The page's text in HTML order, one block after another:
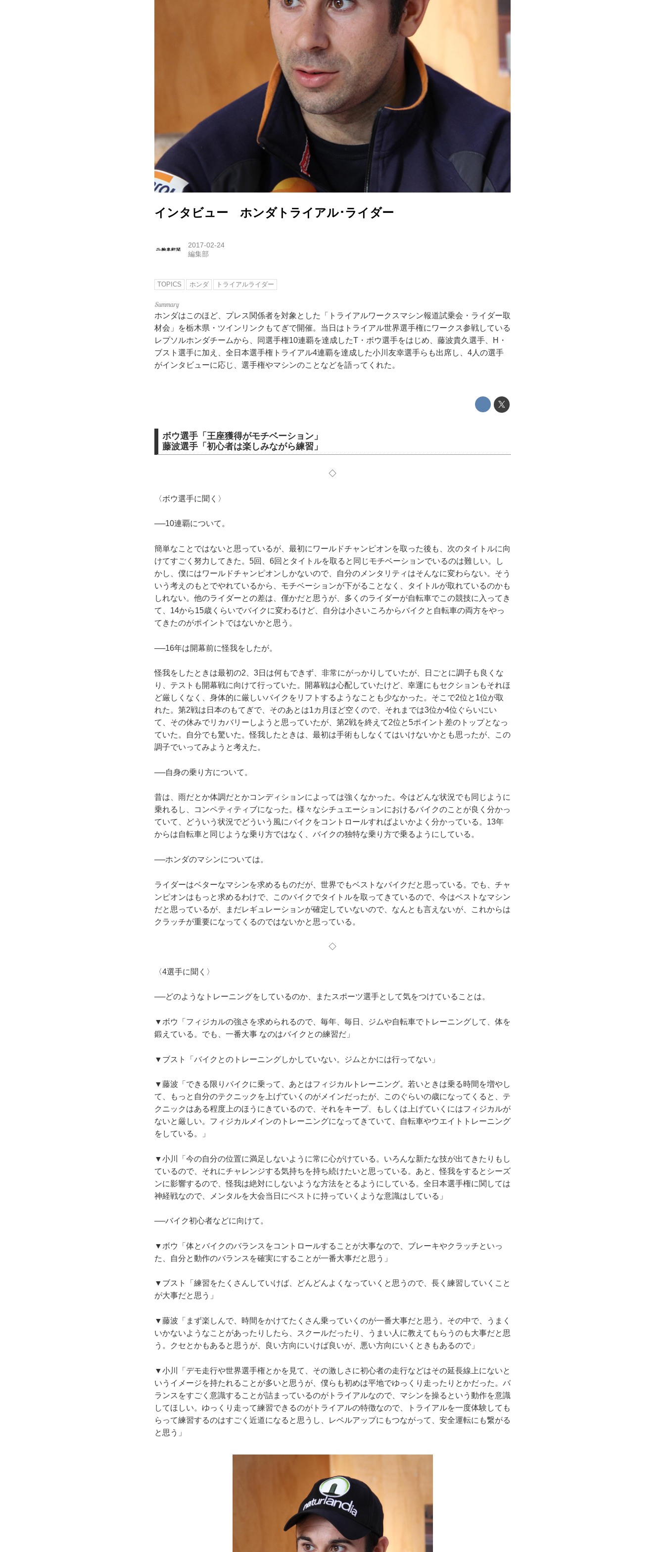
インタビュー ホンダトライアル･ライダー
2017-02-24
編集部
TOPICS ホンダ トライアルライダー
ホンダはこのほど、プレス関係者を対象とした「トライアルワークスマシン報道試乗会・ライダー取
材会」を栃木県・ツインリンクもてぎで開催。当日はトライアル世界選手権にワークス参戦している
レプソルホンダチームから、同選手権10連覇を達成したT・ボウ選手をはじめ、藤波貴久選手、H・
ブスト選手に加え、全日本選手権トライアル4連覇を達成した小川友幸選手らも出席し、4人の選手
がインタビューに応じ、選手権やマシンのことなどを語ってくれた。
ボウ選手「王座獲得がモチベーション」
藤波選手「初心者は楽しみながら練習」
◇
〈ボウ選手に聞く〉
──10連覇について。
簡単なことではないと思っているが、最初にワールドチャンピオンを取った後も、次のタイトルに向
けてすごく努力してきた。5回、6回とタイトルを取ると同じモチベーションでいるのは難しい。し
かし、僕にはワールドチャンピオンしかないので、自分のメンタリティはそんなに変わらない。そう
いう考えのもとでやれているから、モチベーションが下がることなく、タイトルが取れているのかも
しれない。他のライダーとの差は、僅かだと思うが、多くのライダーが自転車でこの競技に入ってき
て、14から15歳くらいでバイクに変わるけど、自分は小さいころからバイクと自転車の両方をやっ
てきたのがポイントではないかと思う。
──16年は開幕前に怪我をしたが。
怪我をしたときは最初の2、3日は何もできず、非常にがっかりしていたが、日ごとに調子も良くな
り、テストも開幕戦に向けて行っていた。開幕戦は心配していたけど、幸運にもセクションもそれほ
ど厳しくなく、身体的に厳しいバイクをリフトするようなことも少なかった。そこで2位と1位が取
れた。第2戦は日本のもてぎで、そのあとは1カ月ほど空くので、それまでは3位か4位ぐらいにい
て、その休みでリカバリーしようと思っていたが、第2戦を終えて2位と5ポイント差のトップとなっ
ていた。自分でも驚いた。怪我したときは、最初は手術もしなくてはいけないかとも思ったが、この
調子でいってみようと考えた。
──自身の乗り方について。
昔は、雨だとか体調だとかコンディションによっては強くなかった。今はどんな状況でも同じように
乗れるし、コンペティティブになった。様々なシチュエーションにおけるバイクのことが良く分かっ
ていて、どういう状況でどういう風にバイクをコントロールすればよいかよく分かっている。13年
からは自転車と同じような乗り方ではなく、バイクの独特な乗り方で乗るようにしている。
──ホンダのマシンについては。
ライダーはベターなマシンを求めるものだが、世界でもベストなバイクだと思っている。でも、チャ
ンピオンはもっと求めるわけで、このバイクでタイトルを取ってきているので、今はベストなマシン
だと思っているが、まだレギュレーションが確定していないので、なんとも言えないが、これからは
クラッチが重要になってくるのではないかと思っている。
◇
〈4選手に聞く〉
──どのようなトレーニングをしているのか、またスポーツ選手として気をつけていることは。
▼ボウ「フィジカルの強さを求められるので、毎年、毎日、ジムや自転車でトレーニングして、体を
鍛えている。でも、一番大事 なのはバイクとの練習だ」
▼ブスト「バイクとのトレーニングしかしていない。ジムとかには行ってない」
▼藤波「できる限りバイクに乗って、あとはフィジカルトレーニング。若いときは乗る時間を増やし
て、もっと自分のテクニックを上げていくのがメインだったが、このぐらいの歳になってくると、テ
クニックはある程度上のほうにきているので、それをキープ、もしくは上げていくにはフィジカルが
ないと厳しい。フィジカルメインのトレーニングになってきていて、自転車やウエイトトレーニング
をしている。」
▼小川「今の自分の位置に満足しないように常に心がけている。いろんな新たな技が出てきたりもし
ているので、それにチャレンジする気持ちを持ち続けたいと思っている。あと、怪我をするとシーズ
ンに影響するので、怪我は絶対にしないような方法をとるようにしている。全日本選手権に関しては
神経戦なので、メンタルを大会当日にベストに持っていくような意識はしている」
──バイク初心者などに向けて。
▼ボウ「体とバイクのバランスをコントロールすることが大事なので、ブレーキやクラッチといっ
た、自分と動作のバランスを確実にすることが一番大事だと思う」
▼ブスト「練習をたくさんしていけば、どんどんよくなっていくと思うので、長く練習していくこと
が大事だと思う」
▼藤波「まず楽しんで、時間をかけてたくさん乗っていくのが一番大事だと思う。その中で、うまく
いかないようなことがあったりしたら、スクールだったり、うまい人に教えてもらうのも大事だと思
う。クセとかもあると思うが、良い方向にいけば良いが、悪い方向にいくときもあるので」
▼小川「デモ走行や世界選手権とかを見て、その激しさに初心者の走行などはその延長線上にないと
いうイメージを持たれることが多いと思うが、僕らも初めは平地でゆっくり走ったりとかだった。バ
ランスをすごく意識することが詰まっているのがトライアルなので、マシンを操るという動作を意識
してほしい。ゆっくり走って練習できるのがトライアルの特徴なので、トライアルを一度体験しても
らって練習するのはすごく近道になると思うし、レベルアップにもつながって、安全運転にも繋がる
と思う」